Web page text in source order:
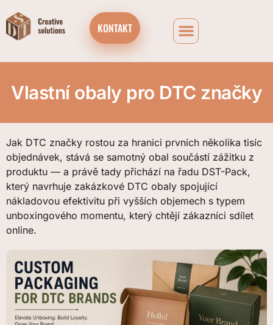
KONTAKT
Vlastní obaly pro DTC značky
Jak DTC značky rostou za hranici prvních několika tisíc
objednávek, stává se samotný obal součástí zážitku z
produktu — a právě tady přichází na řadu DST-Pack,
který navrhuje zakázkové DTC obaly spojující
nákladovou efektivitu při vyšších objemech s typem
unboxingového momentu, který chtějí zákazníci sdílet
online.